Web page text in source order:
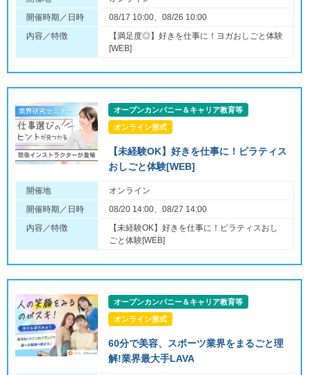
開催時期／日時
08/17 10:00、08/26 10:00
内容／特徴
【満足度◎】好きを仕事に！ヨガおしごと体験
[WEB]
オープンカンパニー＆キャリア教育等
オンライン形式
【未経験OK】好きを仕事に！ピラティス
おしごと体験[WEB]
開催地
オンライン
開催時期／日時
08/20 14:00、08/27 14:00
内容／特徴
【未経験OK】好きを仕事に！ピラティスおし
ごと体験[WEB]
オープンカンパニー＆キャリア教育等
オンライン形式
60分で美容、スポーツ業界をまるごと理
解!業界最大手LAVA